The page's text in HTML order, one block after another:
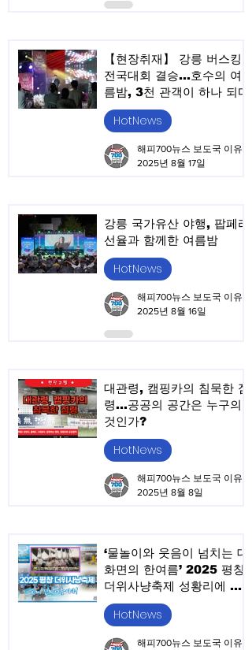
【현장취재】 강릉 버스킹
전국대회 결승…호수의 여
름밤, 3천 관객이 하나 되다
HotNews
2025년 8월 17일
강릉 국가유산 야행, 팝페라
선율과 함께한 여름밤
HotNews
2025년 8월 16일
대관령, 캠핑카의 침묵한 점
령...공공의 공간은 누구의
것인가?
HotNews
2025년 8월 8일
‘물놀이와 웃음이 넘치는 대
화면의 한여름’ 2025 평창
더위사냥축제 성황리에 진
행 중
HotNews